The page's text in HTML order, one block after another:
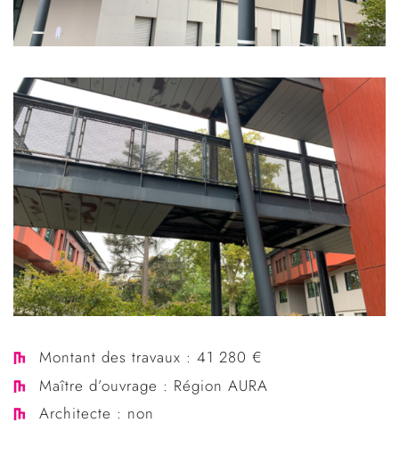
Montant des travaux : 41 280 €
Maître d’ouvrage : Région AURA
Architecte : non